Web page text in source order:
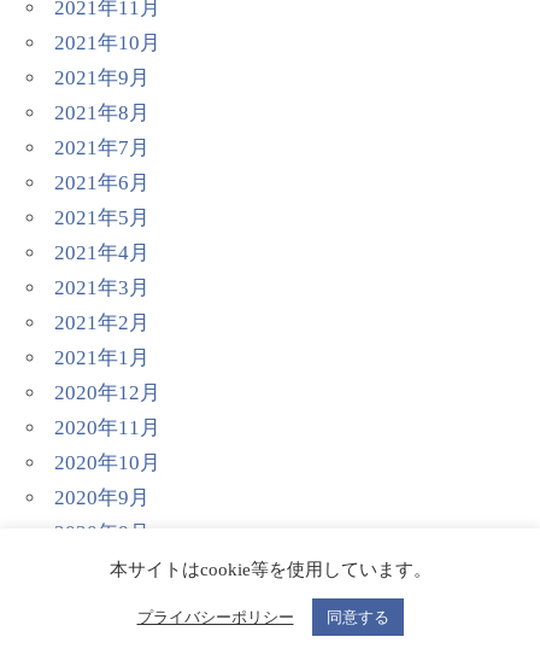
2021年11月
2021年10月
2021年9月
2021年8月
2021年7月
2021年6月
2021年5月
2021年4月
2021年3月
2021年2月
2021年1月
2020年12月
2020年11月
2020年10月
2020年9月
2020年8月
2020年7月本サイトはcookie等を使用しています。
プライバシーポリシー 同意する